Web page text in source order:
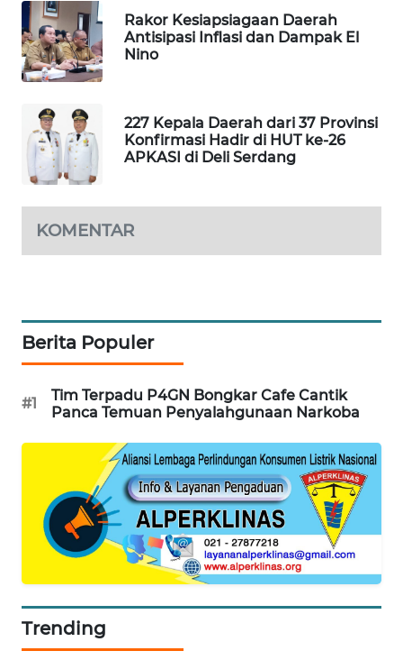
Rakor Kesiapsiagaan Daerah
Antisipasi Inflasi dan Dampak El
Nino
227 Kepala Daerah dari 37 Provinsi
Konfirmasi Hadir di HUT ke-26
APKASI di Deli Serdang
KOMENTAR
Berita Populer
#1
Tim Terpadu P4GN Bongkar Cafe Cantik
Panca Temuan Penyalahgunaan Narkoba
Trending
METRO
MEDAN
NEWS
METRO
JAKARTA
NEWS
NEWS
JURNAL
MARITIM
HUMBANG
GARONGGANG
NEWS
FISUELRI
ENERGI
NEWS